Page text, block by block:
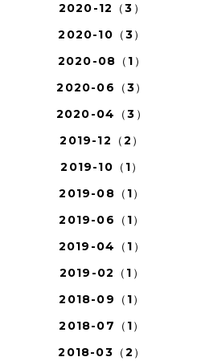
2020-12（3）
2020-10（3）
2020-08（1）
2020-06（3）
2020-04（3）
2019-12（2）
2019-10（1）
2019-08（1）
2019-06（1）
2019-04（1）
2019-02（1）
2018-09（1）
2018-07（1）
2018-03（2）